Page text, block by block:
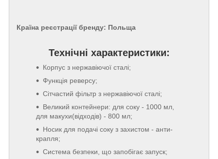
Технічні характеристики:
Корпус з нержавіючої сталі;
Функція реверсу;
Сітчастий фільтр з нержавіючої сталі;
Великий контейнери: для соку - 1000 мл,
для макухи(відходів) - 800 мл;
Носик для подачі соку з захистом - анти-
крапля;
Система безпеки, що запобігає запуск;
Країна реєстрації бренду: Польща